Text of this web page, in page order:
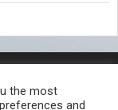
КАРАКТЕР
the most
and